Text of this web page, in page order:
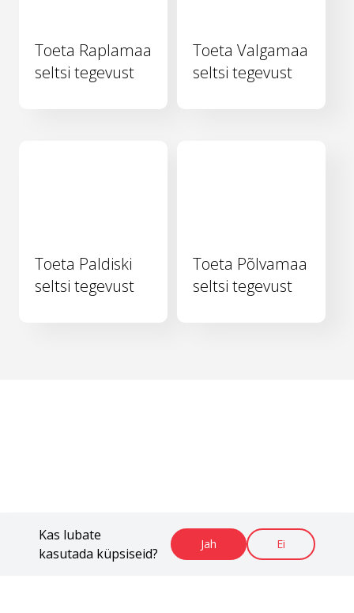
Kas lubate
kasutada küpsiseid?
Jah Ei
Toeta Raplamaa
seltsi tegevust
Toeta Valgamaa
seltsi tegevust
Toeta Paldiski
seltsi tegevust
Toeta Põlvamaa
seltsi tegevust